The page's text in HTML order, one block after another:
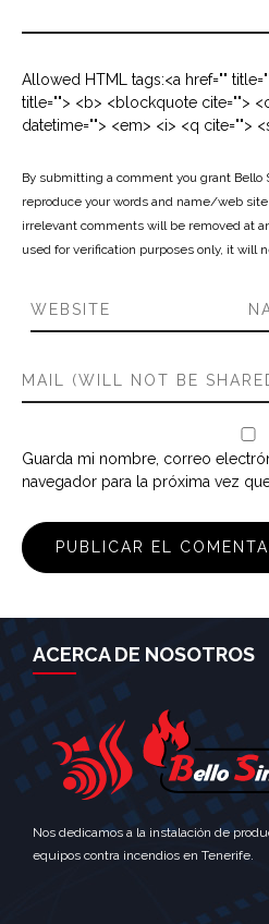
Allowed HTML tags:<a href=""
title=""> <b> <blockquote cite="">
datetime=""> <em> <i> <q cite="">
By submitting a comment you grant Bello
reproduce your words and name/web
irrelevant comments will be removed at
used for verification purposes only, it will
Guarda mi nombre, correo
navegador para la próxima vez
ACERCA DE NOSOTROS
Nos dedicamos a la instalación de
equipos contra incendios en Tenerife.